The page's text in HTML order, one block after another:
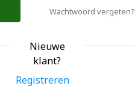
Wachtwoord vergeten?
Nieuwe
klant?
Registreren